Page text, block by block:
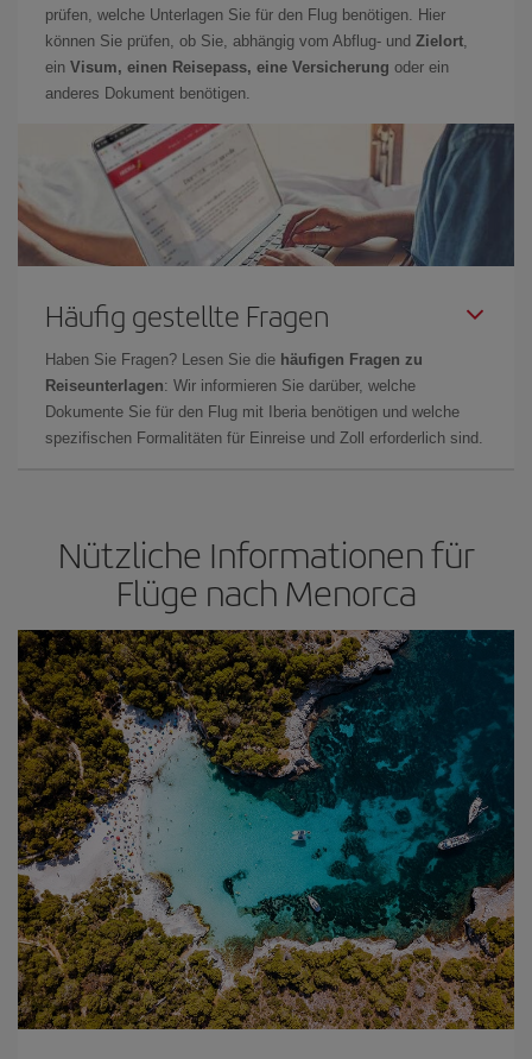
prüfen, welche Unterlagen Sie für den Flug benötigen. Hier
können Sie prüfen, ob Sie, abhängig vom Abflug- und Zielort,
ein Visum, einen Reisepass, eine Versicherung oder ein
anderes Dokument benötigen.
Häufig gestellte Fragen
Haben Sie Fragen? Lesen Sie die häufigen Fragen zu
Reiseunterlagen: Wir informieren Sie darüber, welche
Dokumente Sie für den Flug mit Iberia benötigen und welche
spezifischen Formalitäten für Einreise und Zoll erforderlich sind.
Nützliche Informationen für
Flüge nach Menorca